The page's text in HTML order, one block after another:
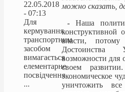
можно сказать,
- Наша
конструктивной
власти,
возможности для
своем
экономическое
уничтожить
22.05.2018
- 07:13
Для
кермування
транспортним
засобом
вимагається
елементарне
посвідчення
...